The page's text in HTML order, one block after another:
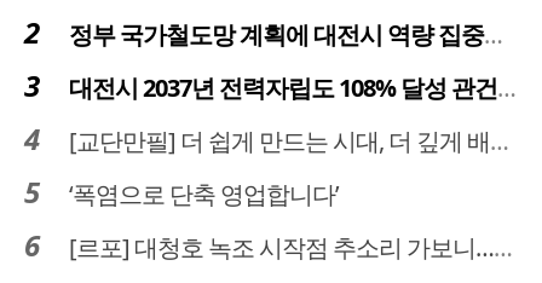
정부 국가철도망 계획에 대전시 역량 집중해야
대전시 2037년 전력자립도 108% 달성 관건은 '주민 수용성'
[교단만필] 더 쉽게 만드는 시대, 더 깊게 배우는 교육
‘폭염으로 단축 영업합니다’
[르포] 대청호 녹조 시작점 추소리 가보니…걷어내도 짙은 초록빛